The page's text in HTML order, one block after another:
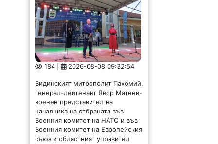
184 | 2026-08-08 09:32:54
Видинският митрополит Пахомий,
генерал-лейтенант Явор Матеев-
началника на отбраната във
Военния комитет на НАТО и във
Военния комитет на Европейския
съюз и областният управител
Иван Каменов бяха сред...